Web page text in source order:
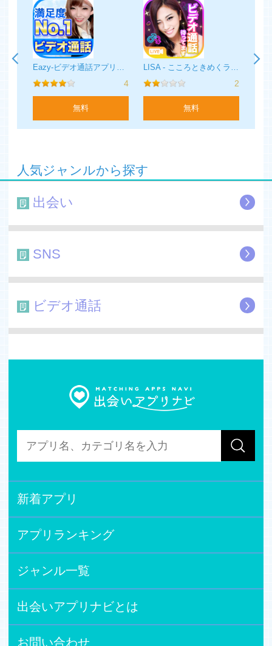
ります利用規約にご同意の上、ご利用頂く必要がございま
す。
・Tsubakiは、アプリケーション内においてメッセージや
ビデオ通話を楽しんで頂くサービスを提供しており、男女
の異性交際を目的とはしておりません。
「異性紹介事業」＝出会い系アプリではありませんので、
出会い系サイト規制法は適用されません。
・Tsubakiは、売春、違法な画像の交換、他のアプリのID
・公序良俗に反する書き込みは、発見次第投稿内容の削除
ます。
4
無料
2
無料
PiA
人気ジャンルから探す
出会い
SNS
ビデオ通話
新着アプリ
アプリランキング
ジャンル一覧
出会いアプリナビとは
お問い合わせ